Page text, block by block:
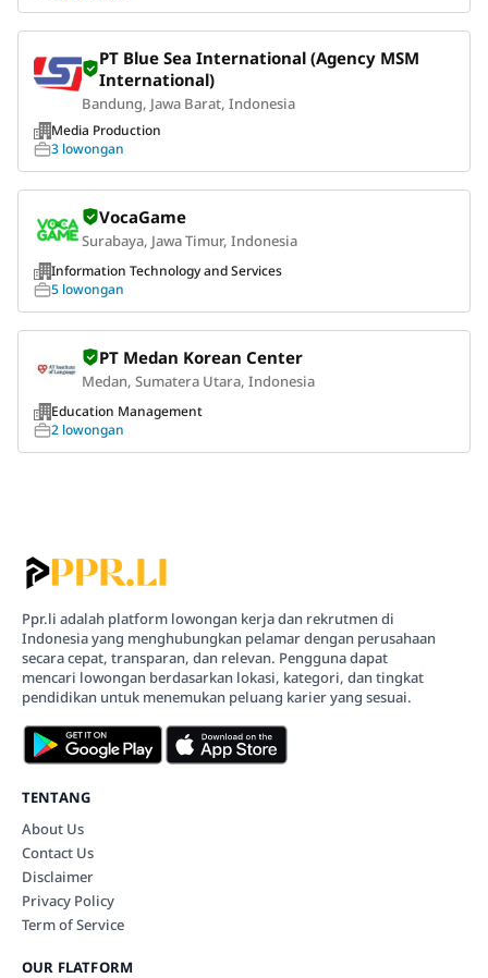
PT Blue Sea International (Agency MSM
International)
Bandung, Jawa Barat, Indonesia
Media Production
3 lowongan
VocaGame
Surabaya, Jawa Timur, Indonesia
Information Technology and Services
5 lowongan
PT Medan Korean Center
Medan, Sumatera Utara, Indonesia
Education Management
2 lowongan
Ppr.li adalah platform lowongan kerja dan rekrutmen di
Indonesia yang menghubungkan pelamar dengan perusahaan
secara cepat, transparan, dan relevan. Pengguna dapat
mencari lowongan berdasarkan lokasi, kategori, dan tingkat
pendidikan untuk menemukan peluang karier yang sesuai.
TENTANG
About Us
Contact Us
Disclaimer
Privacy Policy
Term of Service
OUR FLATFORM